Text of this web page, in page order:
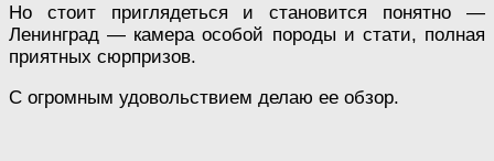
Но стоит приглядеться и становится понятно —
Ленинград — камера особой породы и стати, полная
приятных сюрпризов.
С огромным удовольствием делаю ее обзор.